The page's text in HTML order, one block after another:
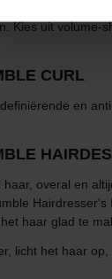
backstage
Kies uit volume-
CURL
en
overal en
haar glad te
licht het haar